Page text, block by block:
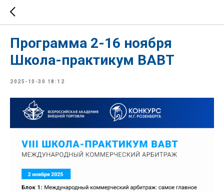
Программа 2-16 ноября
Школа-практикум ВАВТ
2025-10-30 18:12